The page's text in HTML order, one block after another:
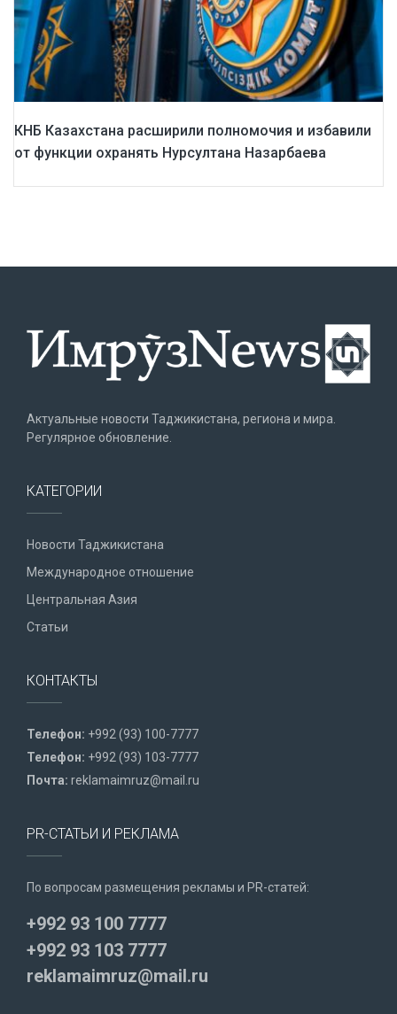
КНБ Казахстана расширили полномочия и избавили
от функции охранять Нурсултана Назарбаева
Актуальные новости Таджикистана, региона и мира.
Регулярное обновление.
КАТЕГОРИИ
Новости Таджикистана
Международное отношение
Центральная Азия
Статьи
КОНТАКТЫ
Телефон: +992 (93) 100-7777
Телефон: +992 (93) 103-7777
Почта: reklamaimruz@mail.ru
PR-СТАТЬИ И РЕКЛАМА
По вопросам размещения рекламы и PR-статей:
+992 93 100 7777
+992 93 103 7777
reklamaimruz@mail.ru